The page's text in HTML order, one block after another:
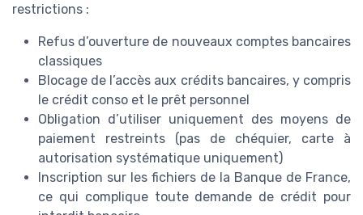
restrictions :
Refus d’ouverture de nouveaux comptes bancaires
classiques
Blocage de l’accès aux crédits bancaires, y compris
le crédit conso et le prêt personnel
Obligation d’utiliser uniquement des moyens de
paiement restreints (pas de chéquier, carte à
autorisation systématique uniquement)
Inscription sur les fichiers de la Banque de France,
ce qui complique toute demande de crédit pour